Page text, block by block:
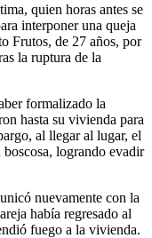
quien horas antes se
interponer una queja
Frutos, de 27 años, por
la ruptura de la
formalizado la
hasta su vivienda para
al llegar al lugar, el
logrando evadir
nuevamente con la
había regresado al
fuego a la vivienda.